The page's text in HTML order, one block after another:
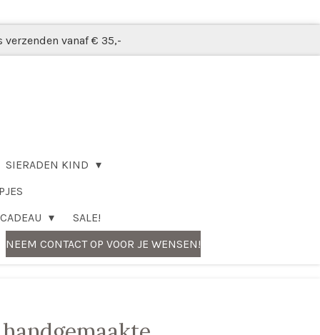
verzenden vanaf € 35,-
SIERADEN KIND
CADEAU
SALE!
NEEM CONTACT OP VOOR JE WENSEN!